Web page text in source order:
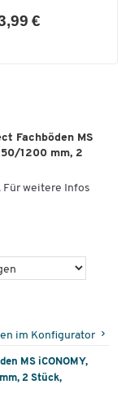
€
Fachböden MS
1200 mm, 2
weitere Infos
im Konfigurator
MS iCONOMY,
2 Stück,